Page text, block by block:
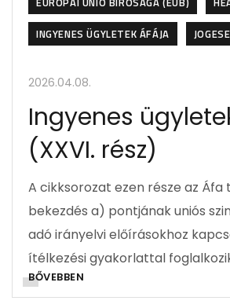
INGYENES ÜGYLETEK ÁFÁJA
2026.04.08.
Ingyenes
(XXVI. rész)
A cikksorozat ezen része az Áfa
bekezdés a) pontjának uniós
adó irányelvi előírásokhoz
ítélkezési gyakorlattal
BŐVEBBEN